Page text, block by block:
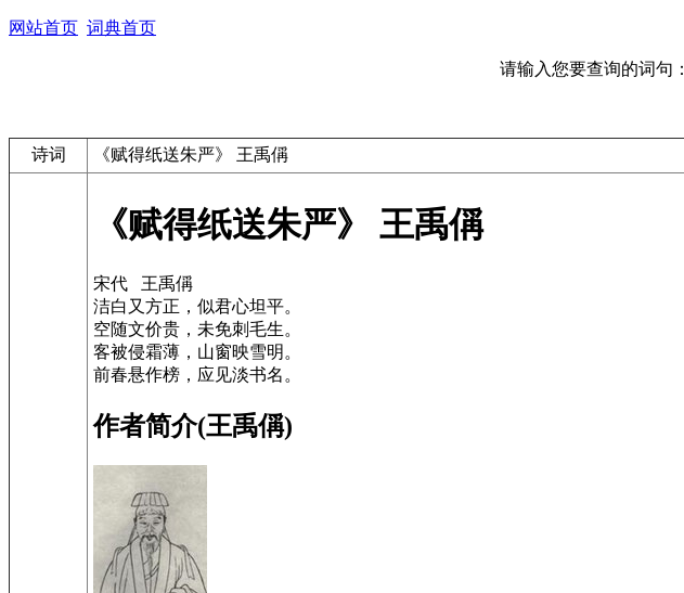
网站首页 词典首页
请输入您要查询的词句：
诗词 《赋得纸送朱严》 王禹偁
《赋得纸送朱严》 王禹偁
宋代 王禹偁
洁白又方正，似君心坦平。
空随文价贵，未免刺毛生。
客被侵霜薄，山窗映雪明。
前春悬作榜，应见淡书名。
作者简介(王禹偁)